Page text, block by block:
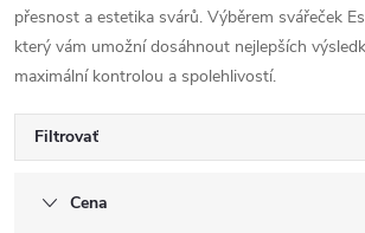
přesnost a estetika svárů. Výběrem svářeček
který vám umožní dosáhnout nejlepších
maximální kontrolou a spolehlivostí.
Filtrovať
Cena